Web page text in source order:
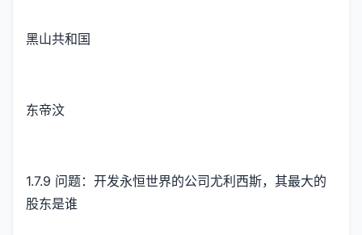
黑山共和国
东帝汶
1.7.9 问题：开发永恒世界的公司尤利西斯，其最大的
股东是谁